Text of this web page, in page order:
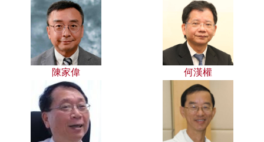
陳家偉 何漢權